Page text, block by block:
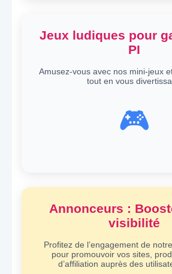
Jeux ludiques pour
PI
Amusez-vous avec nos mini-jeux
tout en vous
🎮
Annonceurs :
visibilité
Profitez de l’engagement de
pour promouvoir vos sites,
d’affiliation auprès des